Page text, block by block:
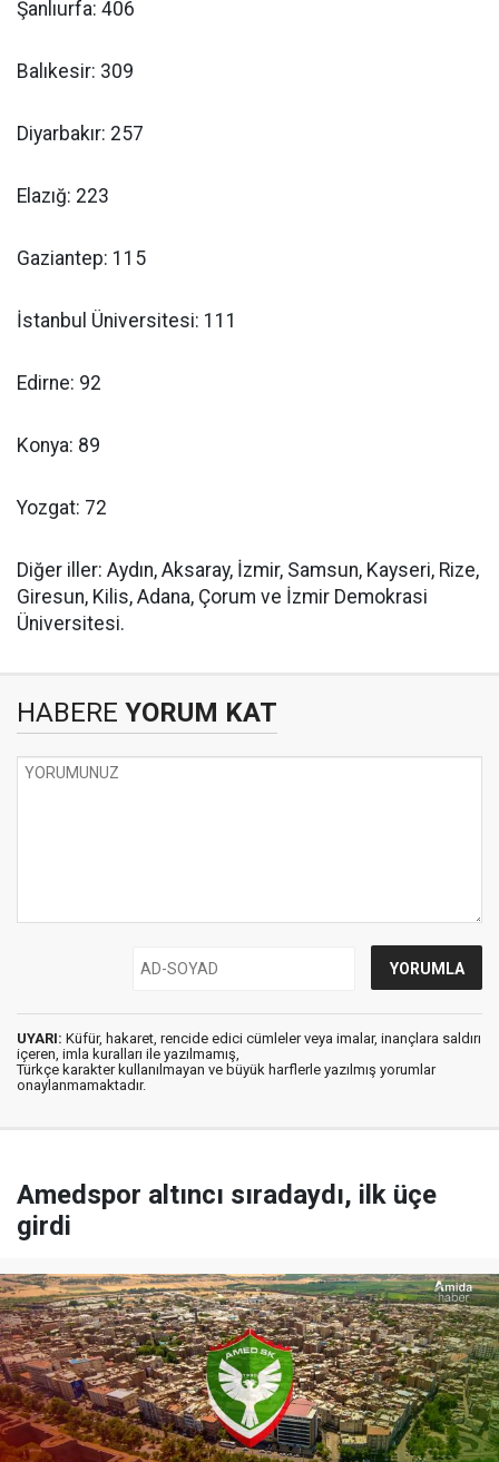
Şanlıurfa: 406
Balıkesir: 309
Diyarbakır: 257
Elazığ: 223
Gaziantep: 115
İstanbul Üniversitesi: 111
Edirne: 92
Konya: 89
Yozgat: 72
Diğer iller: Aydın, Aksaray, İzmir, Samsun, Kayseri, Rize,
Giresun, Kilis, Adana, Çorum ve İzmir Demokrasi
Üniversitesi.
HABERE YORUM KAT
UYARI: Küfür, hakaret, rencide edici cümleler veya imalar, inançlara saldırı
içeren, imla kuralları ile yazılmamış,
Türkçe karakter kullanılmayan ve büyük harflerle yazılmış yorumlar
onaylanmamaktadır.
Amedspor altıncı sıradaydı, ilk üçe
girdi